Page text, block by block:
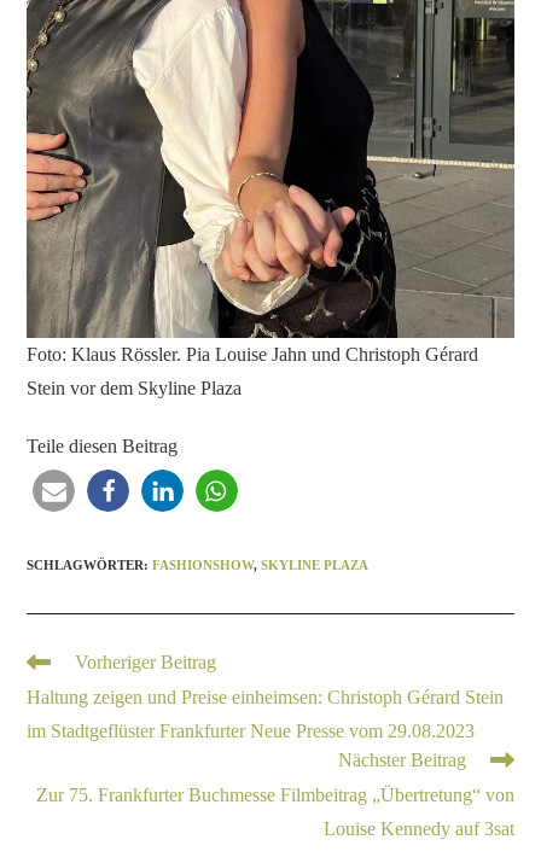
Foto: Klaus Rössler. Pia Louise Jahn und Christoph Gérard
Stein vor dem Skyline Plaza
Teile diesen Beitrag
SCHLAGWÖRTER:FASHIONSHOW, SKYLINE PLAZA
Vorheriger Beitrag
Haltung zeigen und Preise einheimsen: Christoph Gérard Stein
im Stadtgeflüster Frankfurter Neue Presse vom 29.08.2023
Nächster Beitrag
Zur 75. Frankfurter Buchmesse Filmbeitrag „Übertretung“ von
Louise Kennedy auf 3sat